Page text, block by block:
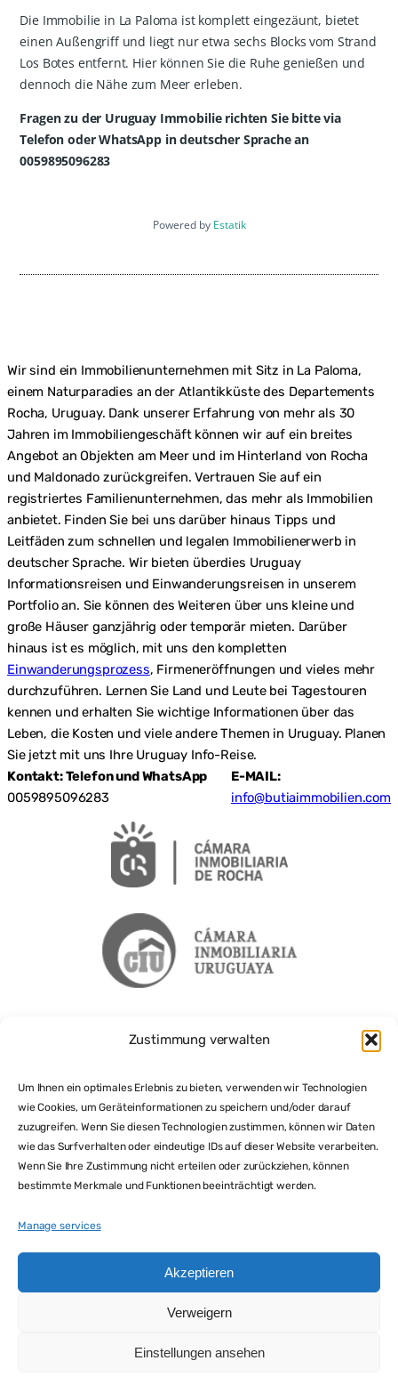
Zustimmung verwalten
Um Ihnen ein optimales Erlebnis zu bieten, verwenden wir Technologien
wie Cookies, um Geräteinformationen zu speichern und/oder darauf
zuzugreifen. Wenn Sie diesen Technologien zustimmen, können wir Daten
wie das Surfverhalten oder eindeutige IDs auf dieser Website verarbeiten.
Wenn Sie Ihre Zustimmung nicht erteilen oder zurückziehen, können
bestimmte Merkmale und Funktionen beeinträchtigt werden.
Manage services
Akzeptieren
Verweigern
Einstellungen ansehen
Die Immobilie in La Paloma ist komplett eingezäunt, bietet
einen Außengriff und liegt nur etwa sechs Blocks vom Strand
Los Botes entfernt. Hier können Sie die Ruhe genießen und
dennoch die Nähe zum Meer erleben.
Fragen zu der Uruguay Immobilie richten Sie bitte via
Telefon oder WhatsApp in deutscher Sprache an
0059895096283
Powered by Estatik
Wir sind ein Immobilienunternehmen mit Sitz in La Paloma,
einem Naturparadies an der Atlantikküste des Departements
Rocha, Uruguay. Dank unserer Erfahrung von mehr als 30
Jahren im Immobiliengeschäft können wir auf ein breites
Angebot an Objekten am Meer und im Hinterland von Rocha
und Maldonado zurückgreifen. Vertrauen Sie auf ein
registriertes Familienunternehmen, das mehr als Immobilien
anbietet. Finden Sie bei uns darüber hinaus Tipps und
Leitfäden zum schnellen und legalen Immobilienerwerb in
deutscher Sprache. Wir bieten überdies Uruguay
Informationsreisen und Einwanderungsreisen in unserem
Portfolio an. Sie können des Weiteren über uns kleine und
große Häuser ganzjährig oder temporär mieten. Darüber
hinaus ist es möglich, mit uns den kompletten
Einwanderungsprozess, Firmeneröffnungen und vieles mehr
durchzuführen. Lernen Sie Land und Leute bei Tagestouren
kennen und erhalten Sie wichtige Informationen über das
Leben, die Kosten und viele andere Themen in Uruguay. Planen
Sie jetzt mit uns Ihre Uruguay Info-Reise.
Kontakt: Telefon und WhatsApp
0059895096283
E-MAIL:
info@butiaimmobilien.com